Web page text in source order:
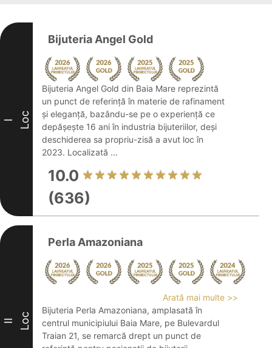
I Loc
Bijuteria Angel Gold
Bijuteria Angel Gold din Baia Mare reprezintă
un punct de referință în materie de rafinament
și eleganță, bazându-se pe o experiență ce
depășește 16 ani în industria bijuteriilor, deși
deschiderea sa propriu-zisă a avut loc în
2023. Localizată ...
10.0
(636)
II Loc
Perla Amazoniana
Arată mai multe >>
Bijuteria Perla Amazoniana, amplasată în
centrul municipiului Baia Mare, pe Bulevardul
Traian 21, se remarcă drept un punct de